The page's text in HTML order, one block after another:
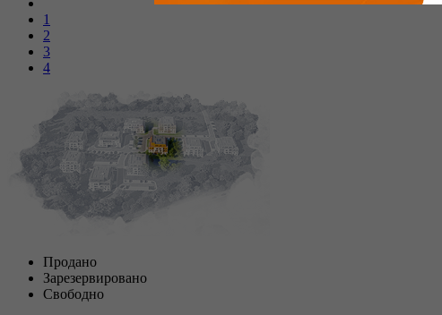
1
2
3
4
Продано
Зарезервировано
Свободно